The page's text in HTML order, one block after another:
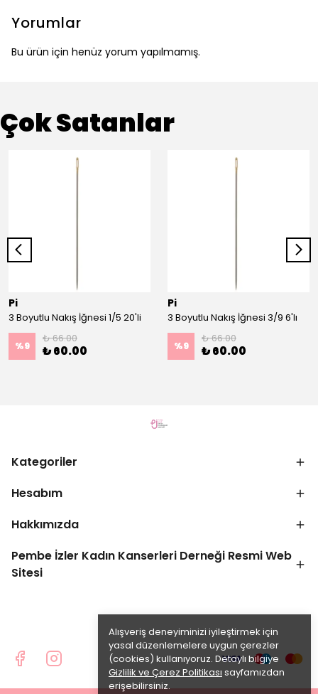
Alışveriş deneyiminizi iyileştirmek için
yasal düzenlemelere uygun çerezler
(cookies) kullanıyoruz. Detaylı bilgiye
Gizlilik ve Çerez Politikası sayfamızdan
erişebilirsiniz.
Yorumlar
Bu ürün için henüz yorum yapılmamış.
Çok Satanlar
Pi
3 Boyutlu Nakış İğnesi 1/5 20'li
%9
₺ 66.00
₺ 60.00
Pi
3 Boyutlu Nakış İğnesi 3/9 6'lı
%9
₺ 66.00
₺ 60.00
Kategoriler
Hesabım
Hakkımızda
Pembe İzler Kadın Kanserleri Derneği Resmi Web
Sitesi